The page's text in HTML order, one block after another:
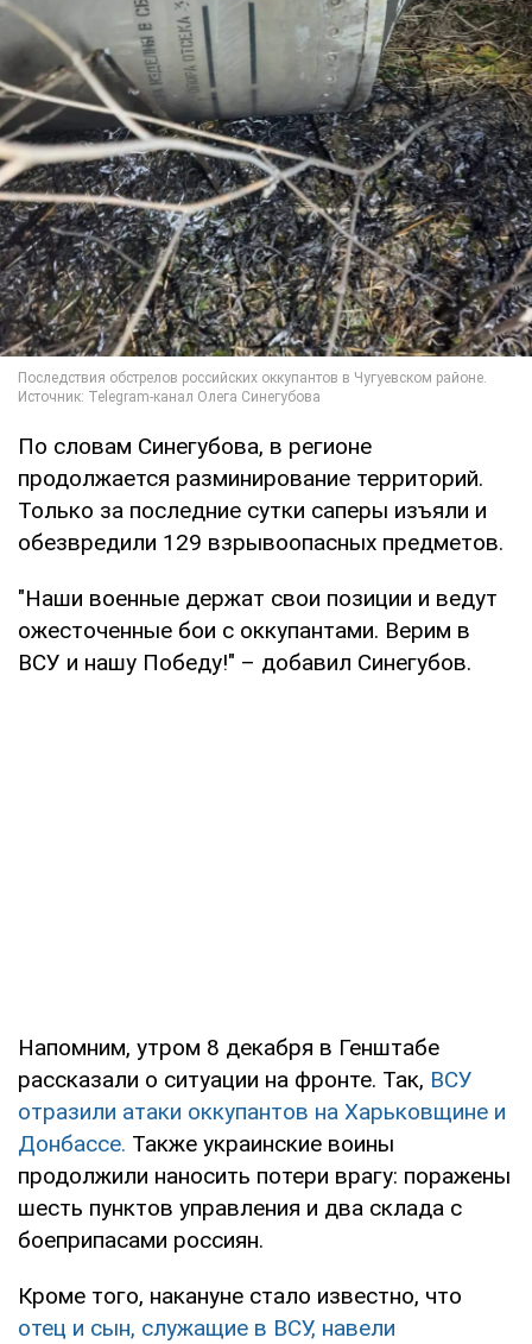
По словам Синегубова, в регионе
продолжается разминирование территорий.
Только за последние сутки саперы изъяли и
обезвредили 129 взрывоопасных предметов.
"Наши военные держат свои позиции и ведут
ожесточенные бои с оккупантами. Верим в
ВСУ и нашу Победу!" – добавил Синегубов.
Напомним, утром 8 декабря в Генштабе
рассказали о ситуации на фронте. Так, ВСУ
отразили атаки оккупантов на Харьковщине и
Донбассе. Также украинские воины
продолжили наносить потери врагу: поражены
шесть пунктов управления и два склада с
боеприпасами россиян.
Кроме того, накануне стало известно, что
отец и сын, служащие в ВСУ, навели